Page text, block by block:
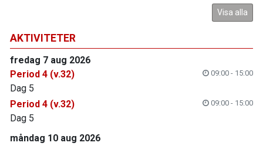
Visa alla
AKTIVITETER
fredag 7 aug 2026
Period 4 (v.32)
09:00 - 15:00
Dag 5
Period 4 (v.32)
09:00 - 15:00
Dag 5
måndag 10 aug 2026